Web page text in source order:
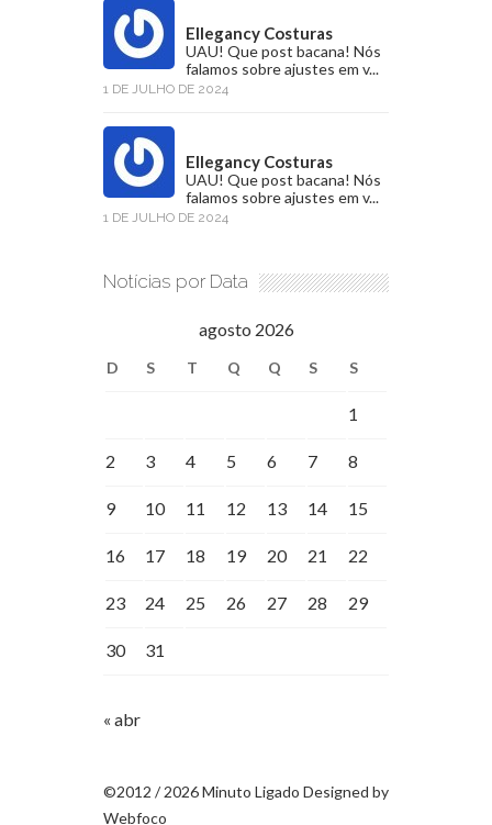
Ellegancy Costuras
UAU! Que post bacana! Nós
falamos sobre ajustes em v...
1 DE JULHO DE 2024
Ellegancy Costuras
UAU! Que post bacana! Nós
falamos sobre ajustes em v...
1 DE JULHO DE 2024
Notícias por Data
agosto 2026
D S T Q Q S S
1
2 3 4 5 6 7 8
9 10 11 12 13 14 15
16 17 18 19 20 21 22
23 24 25 26 27 28 29
30 31
« abr
©2012 / 2026 Minuto Ligado Designed by
Webfoco